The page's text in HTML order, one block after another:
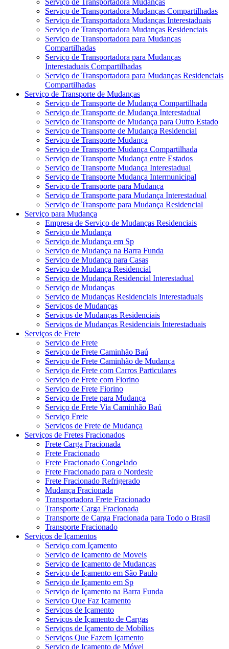
Serviço de Transportadora Mudanças
Serviço de Transportadora Mudanças Compartilhadas
Serviço de Transportadora Mudanças Interestaduais
Serviço de Transportadora Mudanças Residenciais
Serviço de Transportadora para Mudanças
Compartilhadas
Serviço de Transportadora para Mudanças
Interestaduais Compartilhadas
Serviço de Transportadora para Mudanças Residenciais
Compartilhadas
Serviço de Transporte de Mudanças
Serviço de Transporte de Mudança Compartilhada
Serviço de Transporte de Mudança Interestadual
Serviço de Transporte de Mudança para Outro Estado
Serviço de Transporte de Mudança Residencial
Serviço de Transporte Mudança
Serviço de Transporte Mudança Compartilhada
Serviço de Transporte Mudança entre Estados
Serviço de Transporte Mudança Interestadual
Serviço de Transporte Mudança Intermunicipal
Serviço de Transporte para Mudança
Serviço de Transporte para Mudança Interestadual
Serviço de Transporte para Mudança Residencial
Serviço para Mudança
Empresa de Serviço de Mudanças Residenciais
Serviço de Mudança
Serviço de Mudança em Sp
Serviço de Mudança na Barra Funda
Serviço de Mudança para Casas
Serviço de Mudança Residencial
Serviço de Mudança Residencial Interestadual
Serviço de Mudanças
Serviço de Mudanças Residenciais Interestaduais
Serviços de Mudanças
Serviços de Mudanças Residenciais
Serviços de Mudanças Residenciais Interestaduais
Serviços de Frete
Serviço de Frete
Serviço de Frete Caminhão Baú
Serviço de Frete Caminhão de Mudança
Serviço de Frete com Carros Particulares
Serviço de Frete com Fiorino
Serviço de Frete Fiorino
Serviço de Frete para Mudança
Serviço de Frete Via Caminhão Baú
Serviço Frete
Serviços de Frete de Mudança
Serviços de Fretes Fracionados
Frete Carga Fracionada
Frete Fracionado
Frete Fracionado Congelado
Frete Fracionado para o Nordeste
Frete Fracionado Refrigerado
Mudança Fracionada
Transportadora Frete Fracionado
Transporte Carga Fracionada
Transporte de Carga Fracionada para Todo o Brasil
Transporte Fracionado
Serviços de Içamentos
Serviço com Içamento
Serviço de Içamento de Moveis
Serviço de Içamento de Mudanças
Serviço de Içamento em São Paulo
Serviço de Içamento em Sp
Serviço de Içamento na Barra Funda
Serviço Que Faz Içamento
Serviços de Içamento
Serviços de Içamento de Cargas
Serviços de Içamento de Mobílias
Serviços Que Fazem Içamento
Serviço de Içamento de Móvel